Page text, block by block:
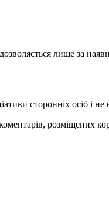
лише за
сторонніх осіб і
розміщених